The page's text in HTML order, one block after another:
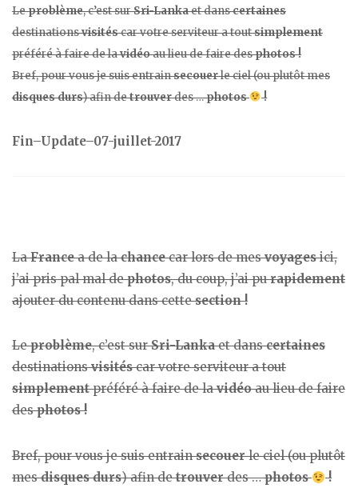
Leproblème, c’est surSri-Lankaet danscertaines
destinationsvisitéscar votre serviteur a toutsimplement
préféré à faire de lavidéoau lieu de faire desphotos !
Bref, pour vous je suis entrainsecouerle ciel (ou plutôt mes
disques durs) afin detrouverdes …photos !
Fin–Update–07-juillet-2017
LaFrancea de lachancecar lors de mesvoyagesici,
j’ai pris pal mal dephotos, du coup, j’ai purapidement
ajouter du contenu dans cettesection !
Leproblème, c’est surSri-Lankaet danscertaines
destinationsvisitéscar votre serviteur a tout
simplementpréféré à faire de lavidéoau lieu de faire
desphotos !
Bref, pour vous je suis entrainsecouerle ciel (ou plutôt
mesdisques durs) afin detrouverdes …photos !